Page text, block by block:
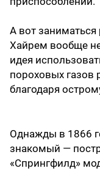
А вот заниматься
Хайрем вообще
идея
пороховых газов
благодаря
Однажды в 1866
знакомый —
«Спрингфилд»